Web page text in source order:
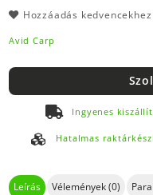
Hozzáadás kedvencekhez
Avid Carp
Ingyenes
Hatalmas
Leírás Vélemények (0)